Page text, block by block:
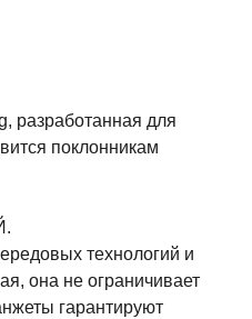
разработанная для
поклонникам
технологий и
она не ограничивает
гарантируют